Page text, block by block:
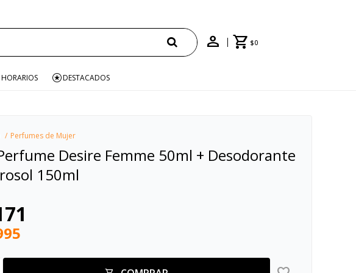
$0
HORARIOS DESTACADOS
Perfumes de Mujer
Desire Femme 50ml + Desodorante
150ml